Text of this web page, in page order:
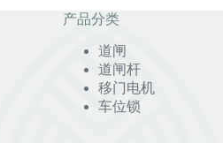
产品分类
道闸
道闸杆
移门电机
车位锁